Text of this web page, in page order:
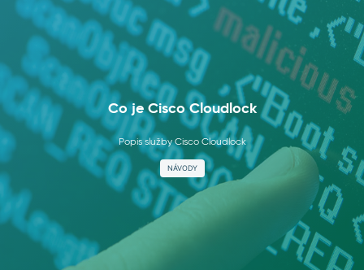
Co je Cisco Cloudlock
Popis služby Cisco Cloudlock
NÁVODY